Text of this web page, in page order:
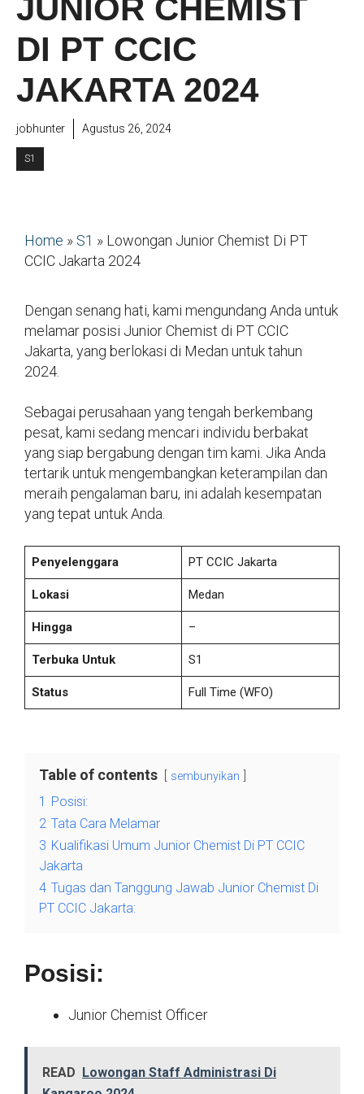
JUNIOR CHEMIST
DI PT CCIC
JAKARTA 2024
jobhunter Agustus 26, 2024
S1
Home » S1 » Lowongan Junior Chemist Di PT
CCIC Jakarta 2024
Dengan senang hati, kami mengundang Anda untuk
melamar posisi Junior Chemist di PT CCIC
Jakarta, yang berlokasi di Medan untuk tahun
2024.
Sebagai perusahaan yang tengah berkembang
pesat, kami sedang mencari individu berbakat
yang siap bergabung dengan tim kami. Jika Anda
tertarik untuk mengembangkan keterampilan dan
meraih pengalaman baru, ini adalah kesempatan
yang tepat untuk Anda.
Penyelenggara PT CCIC Jakarta
Lokasi Medan
Hingga –
Terbuka Untuk S1
Status Full Time (WFO)
Table of contents sembunyikan
1
Posisi:
2 Tata Cara Melamar
3 Kualifikasi Umum Junior Chemist Di PT CCIC
Jakarta
4 Tugas dan Tanggung Jawab Junior Chemist Di
PT CCIC Jakarta:
Posisi:
Junior Chemist Officer
READ
Lowongan Staff Administrasi Di